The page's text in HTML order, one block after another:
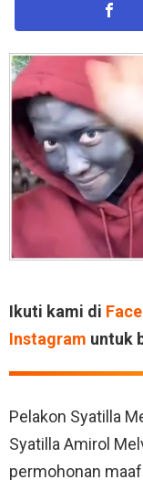
Ikuti kami di
Instagram untuk
Pelakon Syatilla
Syatilla Amirol
permohonan